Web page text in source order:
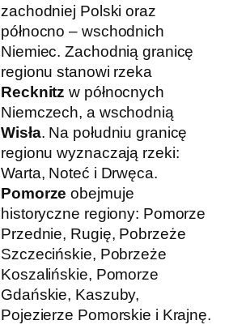
zachodniej Polski oraz
północno – wschodnich
Niemiec. Zachodnią granicę
regionu stanowi rzeka
Recknitz w północnych
Niemczech, a wschodnią
Wisła. Na południu granicę
regionu wyznaczają rzeki:
Warta, Noteć i Drwęca.
Pomorze obejmuje
historyczne regiony: Pomorze
Przednie, Rugię, Pobrzeże
Szczecińskie, Pobrzeże
Koszalińskie, Pomorze
Gdańskie, Kaszuby,
Pojezierze Pomorskie i Krajnę.